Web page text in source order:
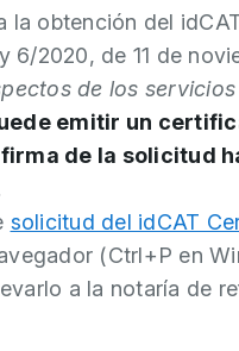
la obtención del
6/2020, de 11 de
de los
emitir un
de la solicitud
solicitud del idCAT
(Ctrl+P en
a la notaría de